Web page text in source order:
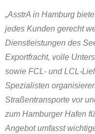
„AsstrA in Hamburg
jedes Kunden gerecht
Dienstleistungen des
Exportfracht, volle
sowie FCL- und LCL-
Spezialisten
Straßentransporte vor
zum Hamburger Hafen
Angebot umfasst